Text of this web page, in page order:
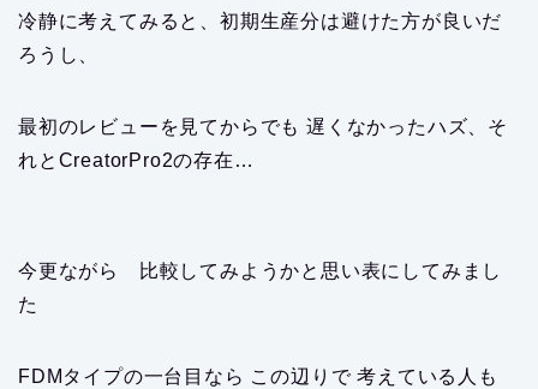
冷静に考えてみると、初期生産分は避けた方が良いだ
ろうし、
最初のレビューを見てからでも 遅くなかったハズ、そ
れとCreatorPro2の存在…
今更ながら 比較してみようかと思い表にしてみまし
た
FDMタイプの一台目なら この辺りで 考えている人も